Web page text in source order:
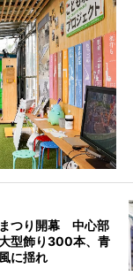
つり開幕 中心部
型飾り300本、青
に揺れ